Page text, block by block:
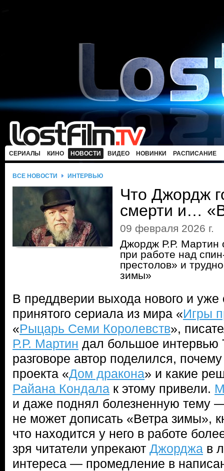
СЕРИАЛЫ КИНО НОВОСТИ ВИДЕО НОВИНКИ РАСПИСАНИЕ
ВСЕ НОВОСТИ ИНТЕРВЬЮ
Что Джордж
смерти и…
09 февраля 2026 г.
Джордж Р.Р. Мартин
при работе над
престолов» и
зимы»
В преддверии выхода нового и уже
принятого сериала из мира «Игры
«Рыцарь Семи Королевств»,
Р.Р. Мартин дал большое интервью
разговоре автор поделился,
проекта «Дом дракона» и какие
Райана Кондала к этому привели.
и даже поднял болезненную тему
не может дописать «Ветра зимы»,
что находится у него в работе
зря читатели упрекают Джорджа в
интереса — промедление в